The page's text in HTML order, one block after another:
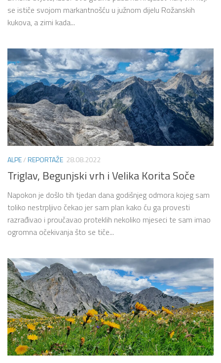
se ističe svojom markantnošću u južnom dijelu Rožanskih
kukova, a zimi kada...
ALPE/REPORTAŽE 28.08.2022
Triglav, Begunjski vrh i Velika Korita Soče
Napokon je došlo tih tjedan dana godišnjeg odmora kojeg sam
toliko nestrpljivo čekao jer sam plan kako ću ga provesti
razrađivao i proučavao proteklih nekoliko mjeseci te sam imao
ogromna očekivanja što se tiče...